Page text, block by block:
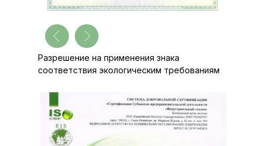
Разрешение на применения знака
соответствия экологическим требованиям